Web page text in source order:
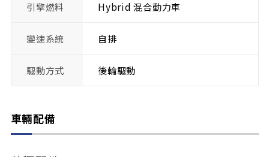
引擎燃料 Hybrid 混合動力車
變速系統 自排
驅動方式 後輪驅動
車輛配備